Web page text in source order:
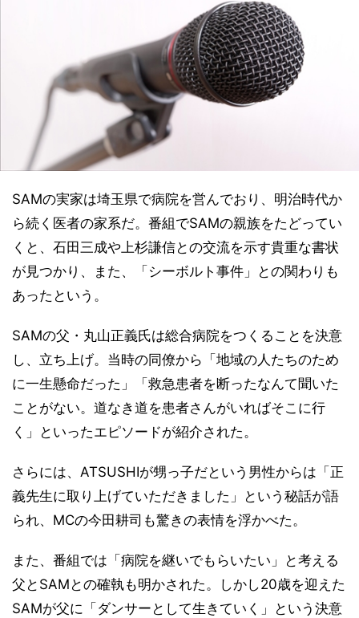
SAMの実家は埼玉県で病院を営んでおり、明治時代か
ら続く医者の家系だ。番組でSAMの親族をたどってい
くと、石田三成や上杉謙信との交流を示す貴重な書状
が見つかり、また、「シーボルト事件」との関わりも
あったという。
SAMの父・丸山正義氏は総合病院をつくることを決意
し、立ち上げ。当時の同僚から「地域の人たちのため
に一生懸命だった」「救急患者を断ったなんて聞いた
ことがない。道なき道を患者さんがいればそこに行
く」といったエピソードが紹介された。
さらには、ATSUSHIが甥っ子だという男性からは「正
義先生に取り上げていただきました」という秘話が語
られ、MCの今田耕司も驚きの表情を浮かべた。
また、番組では「病院を継いでもらいたい」と考える
父とSAMとの確執も明かされた。しかし20歳を迎えた
SAMが父に「ダンサーとして生きていく」という決意